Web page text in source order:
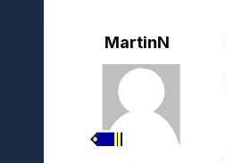
MartinN